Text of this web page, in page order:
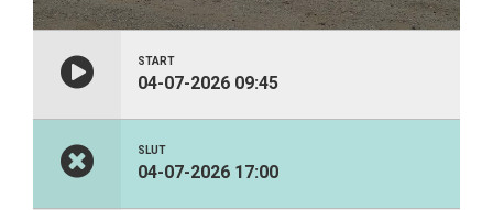
START
04-07-2026 09:45
SLUT
04-07-2026 17:00